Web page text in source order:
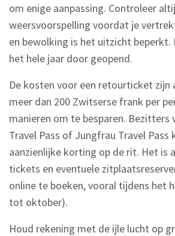
om enige aanpassing. Controleer
weersvoorspelling voordat je
en bewolking is het uitzicht beperkt.
het hele jaar door geopend.
De kosten voor een retourticket zijn
meer dan 200 Zwitserse frank per
manieren om te besparen. Bezitters
Travel Pass of Jungfrau Travel Pass
aanzienlijke korting op de rit. Het is
tickets en eventuele
online te boeken, vooral tijdens het
tot oktober).
Houd rekening met de ijle lucht op